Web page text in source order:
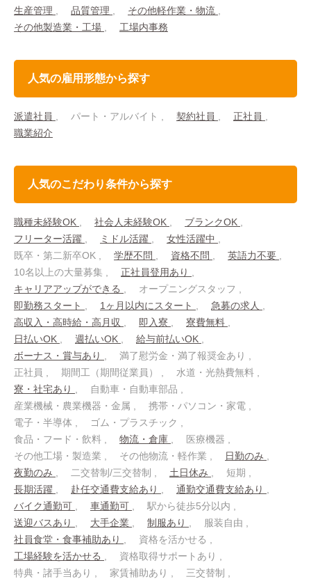
生産管理
品質管理
その他軽作業・物流
その他製造業・工場
工場内事務
人気の雇用形態から探す
派遣社員 パート・アルバイト 契約社員
正社員
職業紹介
人気のこだわり条件から探す
職種未経験OK 社会人未経験OK
ブランクOK
フリーター活躍
ミドル活躍
女性活躍中
既卒・第二新卒OK
学歴不問 資格不問
英語力不要
10名以上の大量募集
正社員登用あり
キャリアアップができる
オープニングスタッフ
即勤務スタート
1ヶ月以内にスタート
急募の求人
高収入・高時給・高月収
即入寮
寮費無料
日払いOK
週払いOK
給与前払いOK
ボーナス・賞与あり
満了慰労金・満了報奨金あり
正社員
期間工（期間従業員）
水道・光熱費無料
寮・社宅あり
自動車・自動車部品
産業機械・農業機器・金属
携帯・パソコン・家電
電子・半導体
ゴム・プラスチック
食品・フード・飲料
物流・倉庫
医療機器
その他工場・製造業
その他物流・軽作業
日勤のみ
夜勤のみ
二交替制/三交替制 土日休み
短期
長期活躍
赴任交通費支給あり
通勤交通費支給あり
バイク通勤可
車通勤可
駅から徒歩5分以内
送迎バスあり
大手企業 制服あり
服装自由
社員食堂・食事補助あり
資格を活かせる
工場経験を活かせる
資格取得サポートあり
特典・諸手当あり
家賃補助あり
三交替制